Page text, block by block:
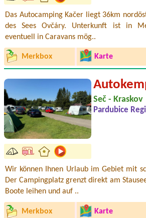
Das Autocamping Kačer liegt 36km
des Sees Ovčáry. Unterkunft ist in
eventuell in Caravans mög..
Merkbox Karte
Seč - Kraskov
Pardubice
Wir können Ihnen Urlaub im Gebiet mit
Der Campingplatz grenzt direkt am
Boote leihen und auf ..
Merkbox Karte